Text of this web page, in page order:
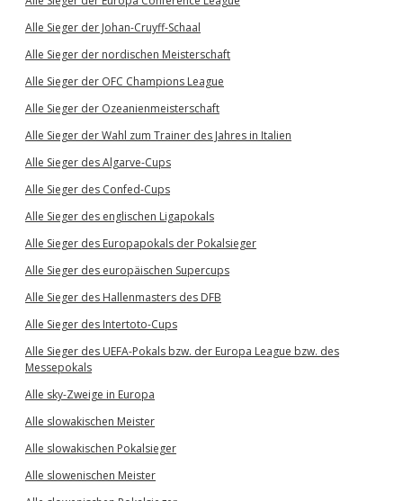
Alle Sieger der Johan-Cruyff-Schaal
Alle Sieger der nordischen Meisterschaft
Alle Sieger der OFC Champions League
Alle Sieger der Ozeanienmeisterschaft
Alle Sieger der Wahl zum Trainer des Jahres in Italien
Alle Sieger des Algarve-Cups
Alle Sieger des Confed-Cups
Alle Sieger des englischen Ligapokals
Alle Sieger des Europapokals der Pokalsieger
Alle Sieger des europäischen Supercups
Alle Sieger des Hallenmasters des DFB
Alle Sieger des Intertoto-Cups
Alle Sieger des UEFA-Pokals bzw. der Europa League bzw. des
Messepokals
Alle sky-Zweige in Europa
Alle slowakischen Meister
Alle slowakischen Pokalsieger
Alle slowenischen Meister